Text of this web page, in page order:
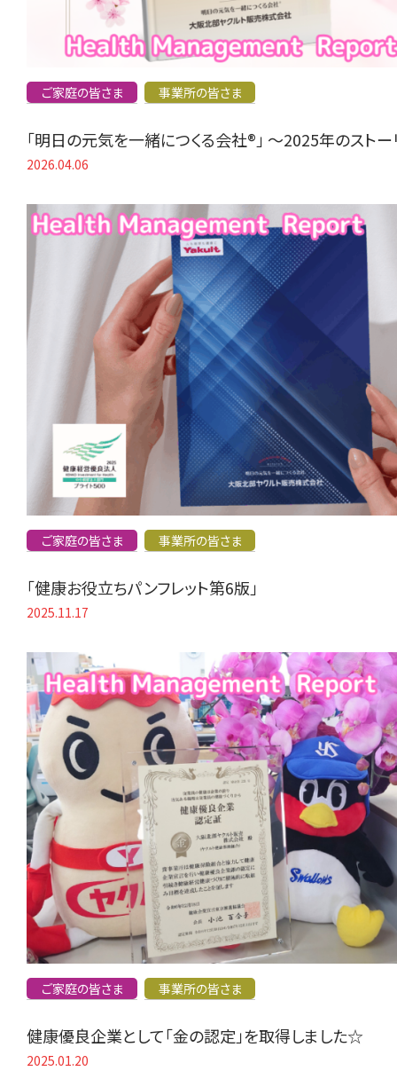
ご家庭の皆さま 事業所の皆さま
「明日の元気を一緒につくる会社®」 〜2025年のスト
2026.04.06
ご家庭の皆さま 事業所の皆さま
「健康お役立ちパンフレット第6版」
2025.11.17
ご家庭の皆さま 事業所の皆さま
健康優良企業として「金の認定」を取得しました☆
2025.01.20